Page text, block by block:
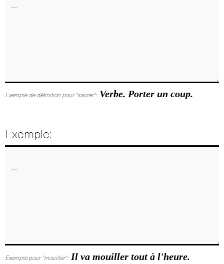
Exemple de définition pour "sacrer": Verbe. Porter un coup.
Exemple:
Exemple pour "mouiller": Il va mouiller tout à l'heure.